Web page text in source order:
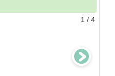
1 / 4